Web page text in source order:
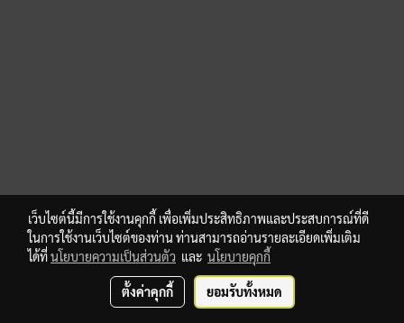
เว็บไซต์นี้มีการใช้งานคุกกี้ เพื่อเพิ่มประสิทธิภาพและประสบการณ์ที่ดี
ในการใช้งานเว็บไซต์ของท่าน ท่านสามารถอ่านรายละเอียดเพิ่มเติม
ได้ที่นโยบายความเป็นส่วนตัว และ นโยบายคุกกี้
ตั้งค่าคุกกี้ ยอมรับทั้งหมด